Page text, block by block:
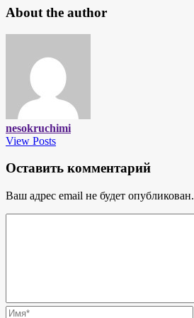
About the author
nesokruchimi
View Posts
Оставить комментарий
Ваш адрес email не будет опубликован.